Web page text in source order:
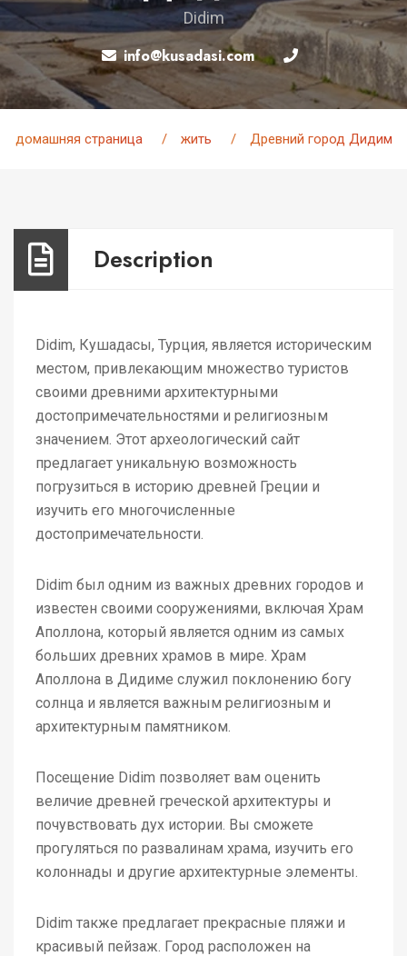
Didim
info@kusadasi.com
домашняя страница жить Древний город Дидим
Description
Didim, Кушадасы, Турция, является историческим
местом, привлекающим множество туристов
своими древними архитектурными
достопримечательностями и религиозным
значением. Этот археологический сайт
предлагает уникальную возможность
погрузиться в историю древней Греции и
изучить его многочисленные
достопримечательности.
Didim был одним из важных древних городов и
известен своими сооружениями, включая Храм
Аполлона, который является одним из самых
больших древних храмов в мире. Храм
Аполлона в Дидиме служил поклонению богу
солнца и является важным религиозным и
архитектурным памятником.
Посещение Didim позволяет вам оценить
величие древней греческой архитектуры и
почувствовать дух истории. Вы сможете
прогуляться по развалинам храма, изучить его
колоннады и другие архитектурные элементы.
Didim также предлагает прекрасные пляжи и
красивый пейзаж. Город расположен на